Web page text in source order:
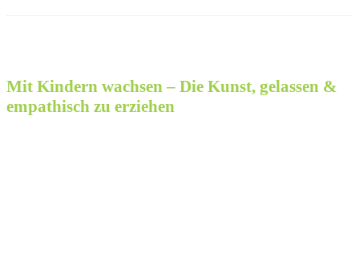
Mit Kindern wachsen – Die Kunst, gelassen &
empathisch zu erziehen